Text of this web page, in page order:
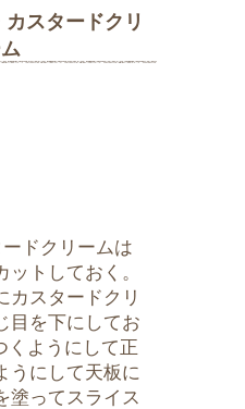
トしておく。
カスタードクリ
目を下にしてお
うにして天板に
塗ってスライス